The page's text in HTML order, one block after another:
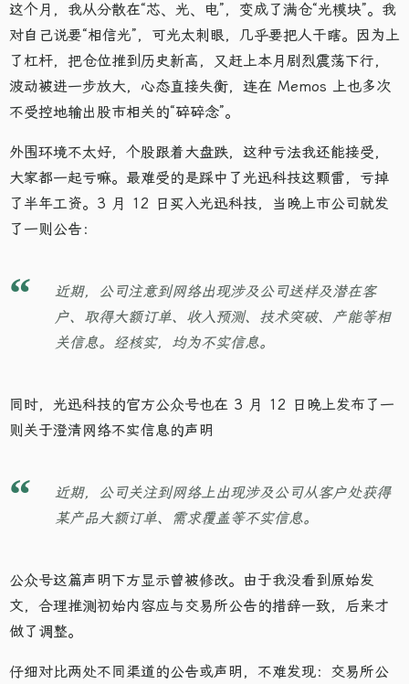
这个月，我从分散在“芯、光、电”，变成了满仓“光模块”。我
对自己说要“相信光”，可光太刺眼，几乎要把人干瞎。因为上
了杠杆，把仓位推到历史新高，又赶上本月剧烈震荡下行，
波动被进一步放大，心态直接失衡，连在 Memos 上也多次
不受控地输出股市相关的“碎碎念”。
外围环境不太好，个股跟着大盘跌，这种亏法我还能接受，
大家都一起亏嘛。最难受的是踩中了光迅科技这颗雷，亏掉
了半年工资。3 月 12 日买入光迅科技，当晚上市公司就发
了一则公告：
近期，公司注意到网络出现涉及公司送样及潜在客
户、取得大额订单、收入预测、技术突破、产能等相
关信息。经核实，均为不实信息。
同时，光迅科技的官方公众号也在 3 月 12 日晚上发布了一
则关于澄清网络不实信息的声明
近期，公司关注到网络上出现涉及公司从客户处获得
某产品大额订单、需求覆盖等不实信息。
公众号这篇声明下方显示曾被修改。由于我没看到原始发
文，合理推测初始内容应与交易所公告的措辞一致，后来才
做了调整。
仔细对比两处不同渠道的公告或声明，不难发现：交易所公